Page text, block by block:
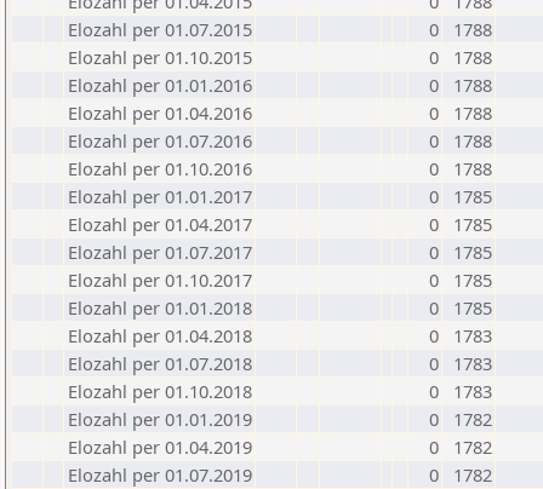
Elozahl per 01.07.2015
0
1788
Elozahl per 01.10.2015
0
1788
Elozahl per 01.01.2016
0
1788
Elozahl per 01.04.2016
0
1788
Elozahl per 01.07.2016
0
1788
Elozahl per 01.10.2016
0
1788
Elozahl per 01.01.2017
0
1785
Elozahl per 01.04.2017
0
1785
Elozahl per 01.07.2017
0
1785
Elozahl per 01.10.2017
0
1785
Elozahl per 01.01.2018
0
1785
Elozahl per 01.04.2018
0
1783
Elozahl per 01.07.2018
0
1783
Elozahl per 01.10.2018
0
1783
Elozahl per 01.01.2019
0
1782
Elozahl per 01.04.2019
0
1782
Elozahl per 01.07.2019
0
1782